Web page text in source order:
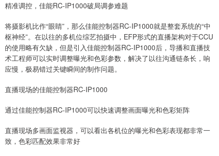
精准调控，佳能RC-IP1000破局调参难题
将摄影机比作“眼睛”，那么佳能控制器RC-IP1000就是整套系统的“中
枢神经”。在以往的多机位综艺拍摄中，EFP形式的直播架构对于CCU
的使用略有欠缺，但是引入佳能控制器RC-IP1000后，导播和直播技
术工程师可以实时调整曝光和色彩参数，解决了以往沟通链条长，响
应慢，极易错过关键瞬间的制作问题。
直播现场的佳能控制器RC-IP1000
通过佳能控制器RC-IP1000可以快速调整画面曝光和色彩矩阵
直播现场多画面监视器，可以看出各机位的曝光和色彩表现都非常一
致，色彩匹配效果非常好